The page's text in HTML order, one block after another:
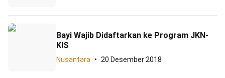
Bayi Wajib Didaftarkan ke Program JKN-
KIS
Nusantara 20 Desember 2018